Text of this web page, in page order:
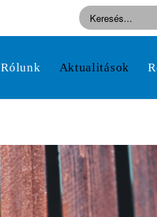
Rólunk Aktualitások